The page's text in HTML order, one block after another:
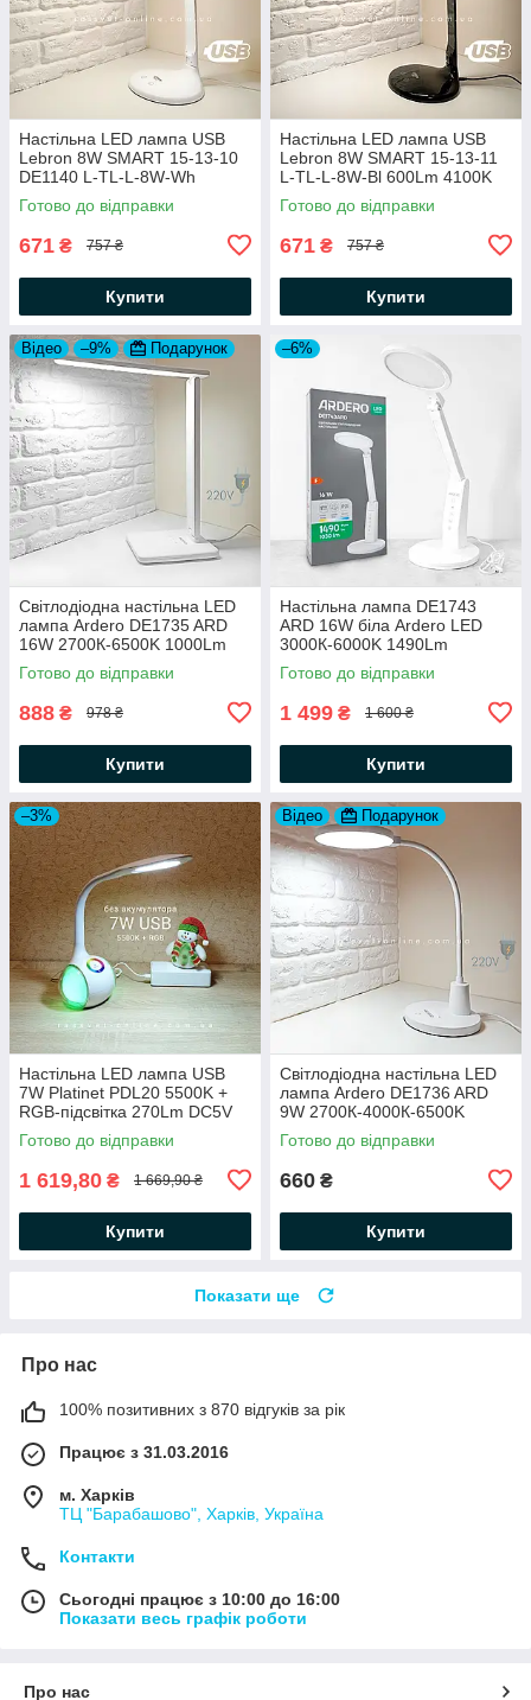
Настільна LED лампа USB
Lebron 8W SMART 15-13-10
DE1140 L-TL-L-8W-Wh
600Lm 4100K DC5V (працює
від Powerbank) біла
Готово до відправки
671 ₴ 757 ₴
Купити
Настільна LED лампа USB
Lebron 8W SMART 15-13-11
L-TL-L-8W-Bl 600Lm 4100K
DC5V (працює від
Powerbank) чорна
Готово до відправки
671 ₴ 757 ₴
Купити
Відео –9% Подарунок
Світлодіодна настільна LED
лампа Ardero DE1735 ARD
16W 2700К-6500K 1000Lm
(Feron) 180х138х400мм
потужна яскрава біла
Готово до відправки
888 ₴ 978 ₴
Купити
–6%
Настільна лампа DE1743
ARD 16W біла Ardero LED
3000К-6000K 1490Lm
потужна яскрава світлодіодна
482х253х200мм
Готово до відправки
1 499 ₴ 1 600 ₴
Купити
–3%
Настільна LED лампа USB
7W Platinet PDL20 5500K +
RGB-підсвітка 270Lm DC5V
(працює від Powerbank) біла
Готово до відправки
1 619,80 ₴ 1 669,90 ₴
Купити
Відео Подарунок
Світлодіодна настільна LED
лампа Ardero DE1736 ARD
9W 2700К-4000К-6500K
550Lm (Feron)
149х140х442мм біла
Готово до відправки
660 ₴
Купити
Показати ще
Про нас
100% позитивних з 870 відгуків за рік
Працює з 31.03.2016
м. Харків
ТЦ "Барабашово", Харків, Україна
Контакти
Сьогодні працює з 10:00 до 16:00
Показати весь графік роботи
Про нас